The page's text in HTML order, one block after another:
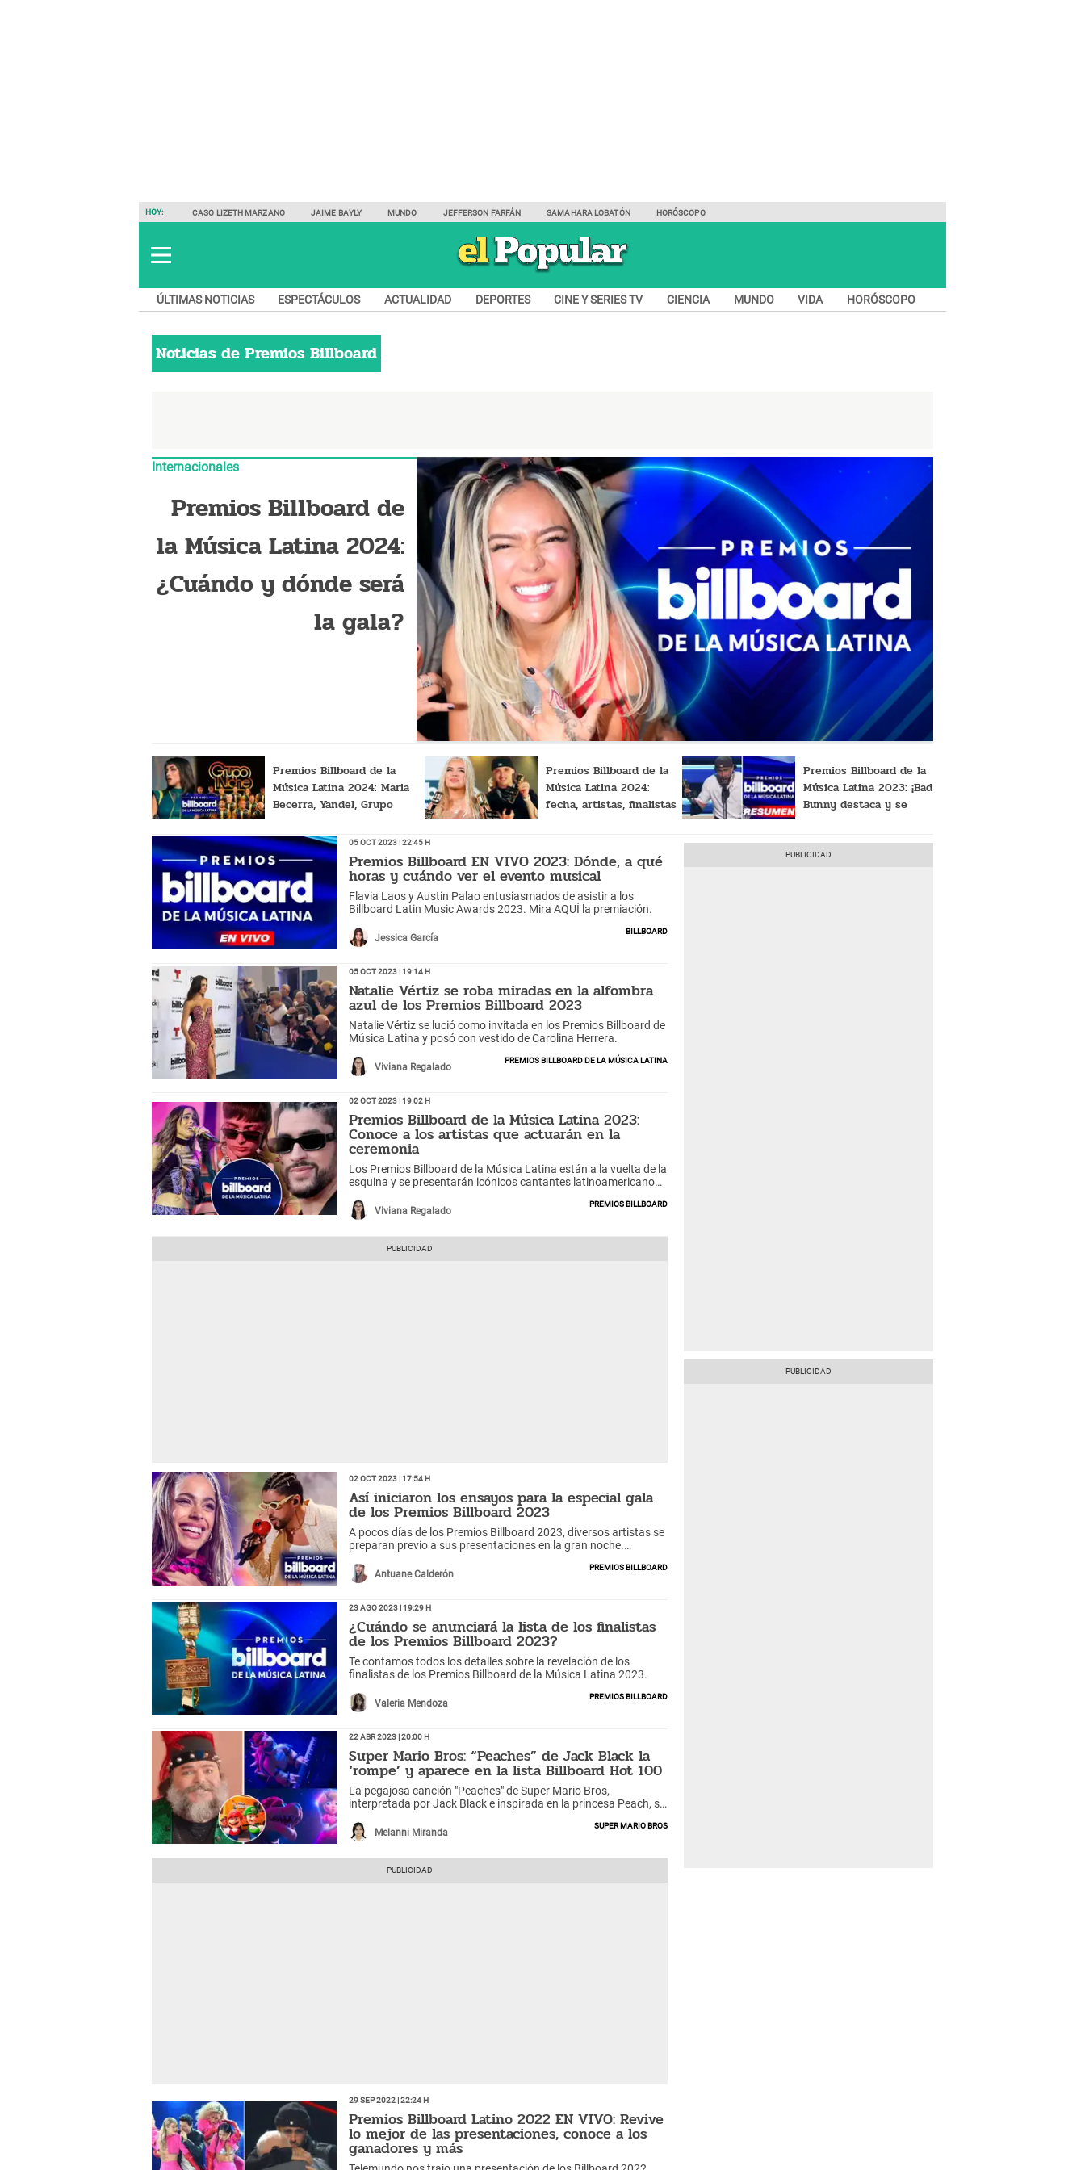
HOY: CASO LIZETH MARZANO JAIME BAYLY MUNDO JEFFERSON FARFÁN SAMAHARA LOBATÓN HORÓSCOPO
ÚLTIMAS NOTICIAS ESPECTÁCULOS ACTUALIDAD DEPORTES CINE Y SERIES TV CIENCIA MUNDO VIDA HORÓSCOPO
Noticias dePremios Billboard
Internacionales
Premios Billboard de
la Música Latina 2024:
¿Cuándo y dónde será
la gala?
Premios Billboard de la
Música Latina 2024: Maria
Becerra, Yandel, Grupo
que cantarán
Premios Billboard de la
Música Latina 2024:
fecha, artistas, finalistas
Premios Billboard de la
Música Latina 2023: ¡Bad
Bunny destaca y se
05 Oct 2023 | 22:45 h
Premios Billboard EN VIVO 2023: Dónde, a qué
horas y cuándo ver el evento musical
Flavia Laos y Austin Palao entusiasmados de asistir a los
Billboard Latin Music Awards 2023. Mira AQUÍ la premiación.
Jessica García
Billboard
05 Oct 2023 | 19:14 h
Natalie Vértiz se roba miradas en la alfombra
azul de los Premios Billboard 2023
Natalie Vértiz se lució como invitada en los Premios Billboard de
Música Latina y posó con vestido de Carolina Herrera.
Viviana Regalado
Premios Billboard de la Música Latina
02 Oct 2023 | 19:02 h
Premios Billboard de la Música Latina 2023:
Conoce a los artistas que actuarán en la
ceremonia
Los Premios Billboard de la Música Latina están a la vuelta de la
esquina y se presentarán icónicos cantantes latinoamericanos.
Viviana Regalado
Premios Billboard
02 Oct 2023 | 17:54 h
Así iniciaron los ensayos para la especial gala
de los Premios Billboard 2023
A pocos días de los Premios Billboard 2023, diversos artistas se
preparan previo a sus presentaciones en la gran noche.
Antuane Calderón
Premios Billboard
23 Ago 2023 | 19:29 h
¿Cuándo se anunciará la lista de los finalistas
de los Premios Billboard 2023?
Te contamos todos los detalles sobre la revelación de los
finalistas de los Premios Billboard de la Música Latina 2023.
Valeria Mendoza
Premios Billboard
22 Abr 2023 | 20:00 h
Super Mario Bros: “Peaches” de Jack Black la
‘rompe’ y aparece en la lista Billboard Hot 100
La pegajosa canción "Peaches" de Super Mario Bros,
interpretada por Jack Black e inspirada en la princesa Peach, se
Melanni Miranda
Super Mario Bros
29 Sep 2022 | 22:24 h
Premios Billboard Latino 2022 EN VIVO: Revive
lo mejor de las presentaciones, conoce a los
ganadores y más